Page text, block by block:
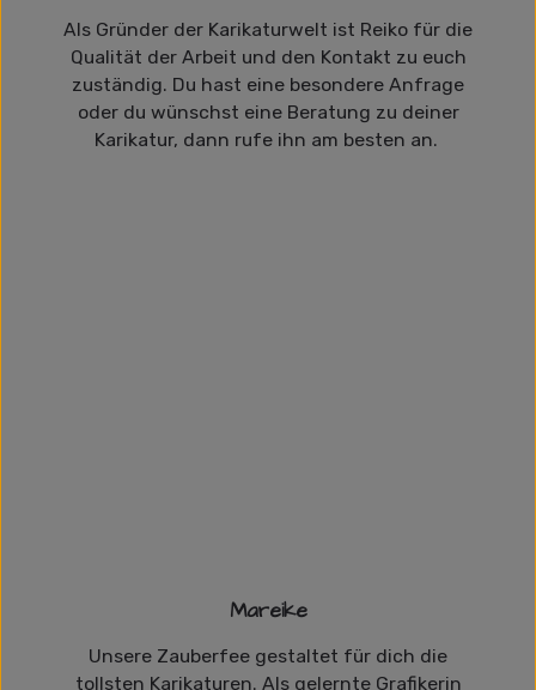
Als Gründer der Karikaturwelt ist Reiko für die
Qualität der Arbeit und den Kontakt zu euch
zuständig. Du hast eine besondere Anfrage
oder du wünschst eine Beratung zu deiner
Karikatur, dann rufe ihn am besten an.
Mareike
Unsere Zauberfee gestaltet für dich die
tollsten Karikaturen. Als gelernte Grafikerin